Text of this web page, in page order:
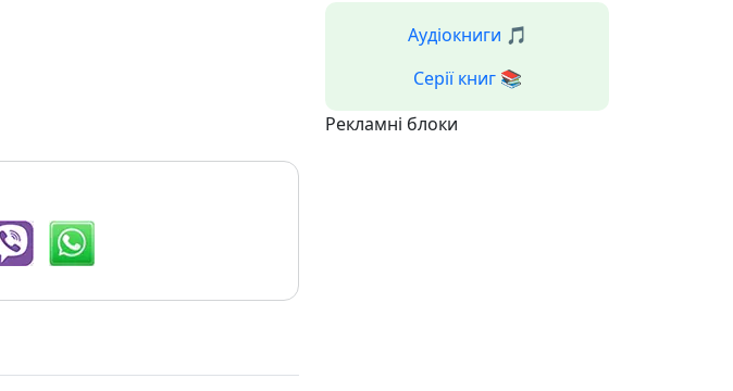
Аудіокниги 🎵
Серії книг 📚
Рекламні блоки